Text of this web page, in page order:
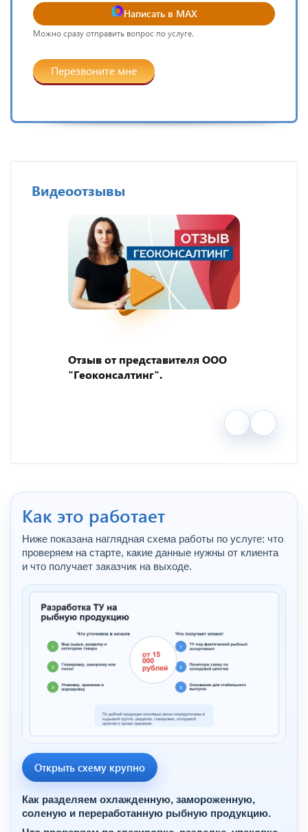
Написать в MAX
Можно сразу отправить вопрос по услуге.
Перезвоните мне
Видеоотзывы
Отзыв от представителя ООО
"Геоконсалтинг".
Как это работает
Ниже показана наглядная схема работы по услуге: что
проверяем на старте, какие данные нужны от клиента
и что получает заказчик на выходе.
Открыть схему крупно
Как разделяем охлажденную, замороженную,
соленую и переработанную рыбную продукцию.